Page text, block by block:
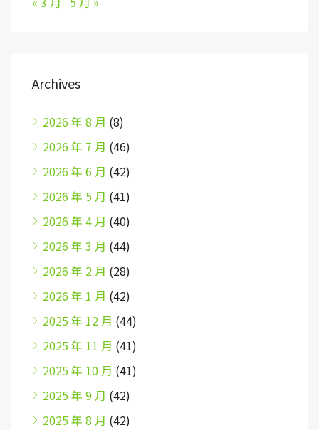
Archives
2026 年 8 月 (8)
2026 年 7 月 (46)
2026 年 6 月 (42)
2026 年 5 月 (41)
2026 年 4 月 (40)
2026 年 3 月 (44)
2026 年 2 月 (28)
2026 年 1 月 (42)
2025 年 12 月 (44)
2025 年 11 月 (41)
2025 年 10 月 (41)
2025 年 9 月 (42)
2025 年 8 月 (42)